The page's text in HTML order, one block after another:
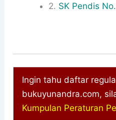
2. SK Pendis
Ingin tahu daftar
bukuyunandra.com,
Kumpulan Peraturan